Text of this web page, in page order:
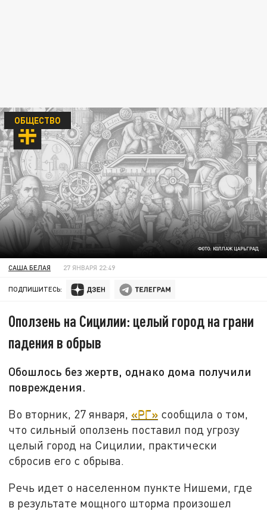
ФОТО: КОЛЛАЖ ЦАРЬГРАД
ОБЩЕСТВО
САША БЕЛАЯ 27 ЯНВАРЯ 22:49
ПОДПИШИТЕСЬ:
Оползень на Сицилии: целый город на грани
падения в обрыв
Обошлось без жертв, однако дома получили
повреждения.
Во вторник, 27 января, «РГ» сообщила о том,
что сильный оползень поставил под угрозу
целый город на Сицилии, практически
сбросив его с обрыва.
Речь идет о населенном пункте Нишеми, где
в результате мощного шторма произошел